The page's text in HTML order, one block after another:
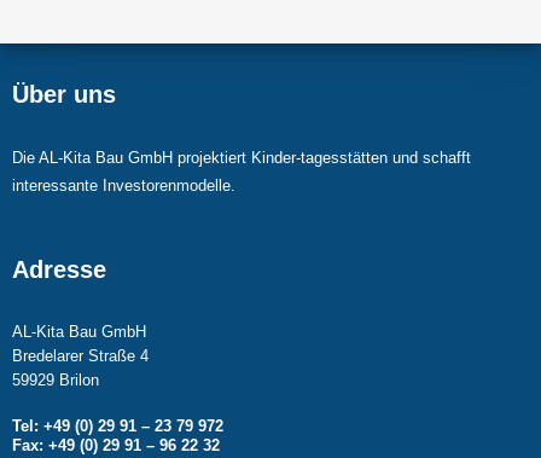
Über uns
Die AL-Kita Bau GmbH projektiert Kinder-tagesstätten und schafft
interessante Investorenmodelle.
Adresse
AL-Kita Bau GmbH
Bredelarer Straße 4
59929 Brilon
Tel: +49 (0) 29 91 – 23 79 972
Fax: +49 (0) 29 91 – 96 22 32